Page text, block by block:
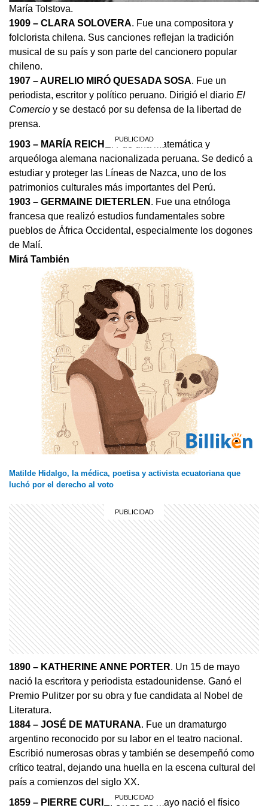
María Tolstova.
1909 – CLARA SOLOVERA. Fue una compositora y
folclorista chilena. Sus canciones reflejan la tradición
musical de su país y son parte del cancionero popular
chileno.
1907 – AURELIO MIRÓ QUESADA SOSA. Fue un
periodista, escritor y político peruano. Dirigió el diario El
Comercio y se destacó por su defensa de la libertad de
prensa.
1903 – MARÍA REICHE
. Fue una matemática y
arqueóloga alemana nacionalizada peruana. Se dedicó a
estudiar y proteger las Líneas de Nazca, uno de los
patrimonios culturales más importantes del Perú.
1903 – GERMAINE DIETERLEN . Fue una etnóloga
francesa que realizó estudios fundamentales sobre
pueblos de África Occidental, especialmente los dogones
de Malí.
Mirá También
Matilde Hidalgo, la médica, poetisa y activista ecuatoriana que
luchó por el derecho al voto
1890 – KATHERINE ANNE PORTER. Un 15 de mayo
nació la escritora y periodista estadounidense. Ganó el
Premio Pulitzer por su obra y fue candidata al Nobel de
Literatura.
1884 – JOSÉ DE MATURANA. Fue un dramaturgo
argentino reconocido por su labor en el teatro nacional.
Escribió numerosas obras y también se desempeñó como
crítico teatral, dejando una huella en la escena cultural del
país a comienzos del siglo XX.
1859 – PIERRE CURIE
. Un 15 de mayo nació el físico